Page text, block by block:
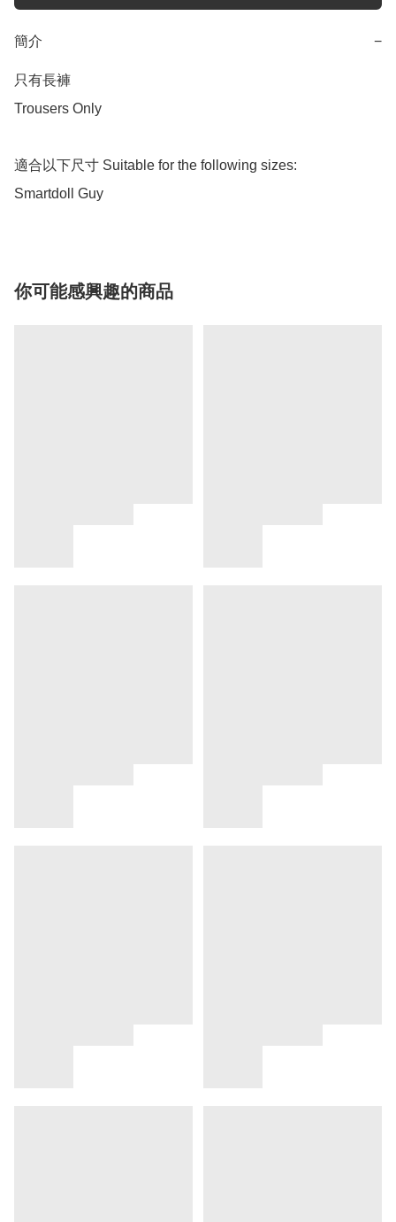
簡介 −
只有長褲
Trousers Only
適合以下尺寸 Suitable for the following sizes:
Smartdoll Guy
你可能感興趣的商品